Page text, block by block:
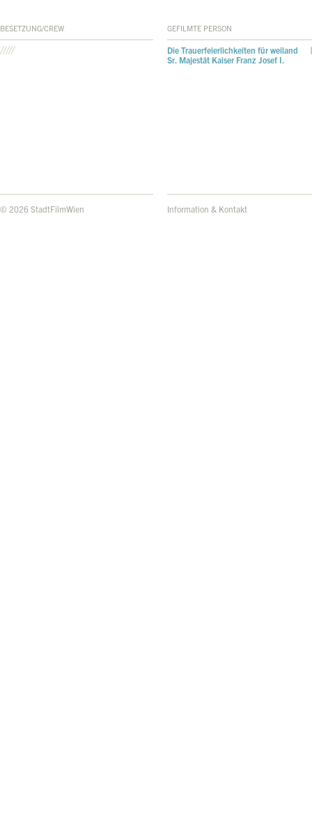
BESETZUNG/CREW GEFILMTE PERSON
Die Trauerfeierlichkeiten für weiland
Sr. Majestät Kaiser Franz Josef I.
© 2026 StadtFilmWien Information & Kontakt